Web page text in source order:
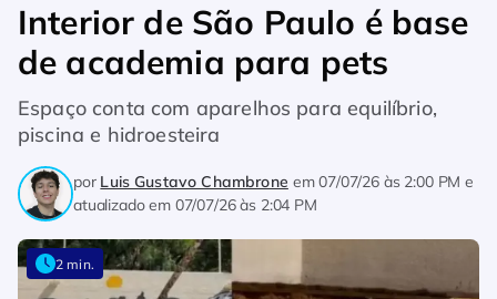
Interior de São Paulo é base
de academia para pets
Espaço conta com aparelhos para equilíbrio,
piscina e hidroesteira
por Luis Gustavo Chambrone em07/07/26 às 2:00 PM e
atualizado em 07/07/26 às 2:04 PM
2 min.